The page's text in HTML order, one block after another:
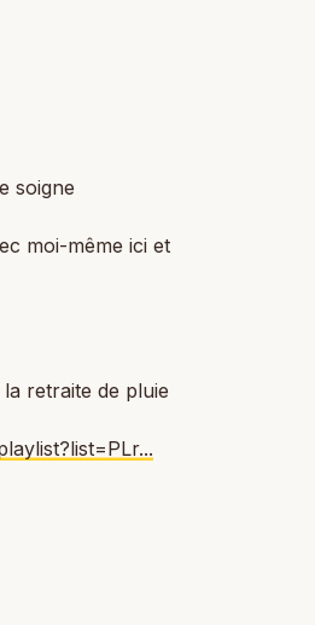
soigne
moi-même ici et
retraite de pluie